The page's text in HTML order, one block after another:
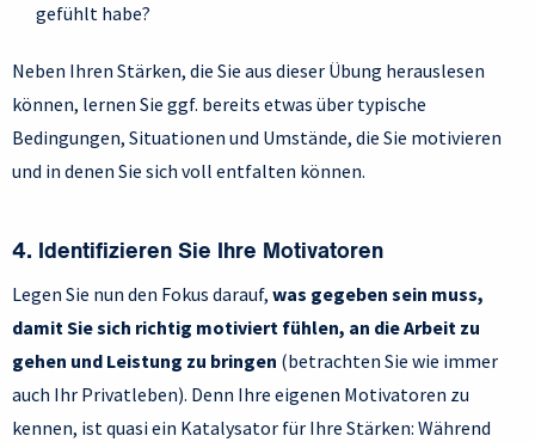
gefühlt habe?
Neben Ihren Stärken, die Sie aus dieser Übung herauslesen
können, lernen Sie ggf. bereits etwas über typische
Bedingungen, Situationen und Umstände, die Sie motivieren
und in denen Sie sich voll entfalten können.
4. Identifizieren Sie Ihre Motivatoren
Legen Sie nun den Fokus darauf, was gegeben sein muss,
damit Sie sich richtig motiviert fühlen, an die Arbeit zu
gehen und Leistung zu bringen (betrachten Sie wie immer
auch Ihr Privatleben). Denn Ihre eigenen Motivatoren zu
kennen, ist quasi ein Katalysator für Ihre Stärken: Während